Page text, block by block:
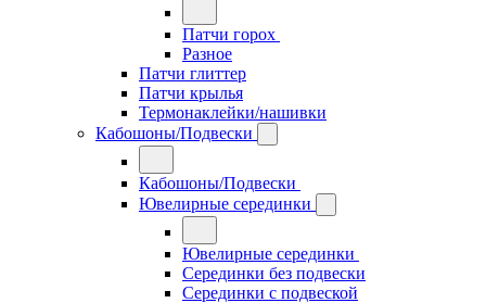
Патчи горох
Разное
Патчи глиттер
Патчи крылья
Термонаклейки/нашивки
Кабошоны/Подвески
Кабошоны/Подвески
Ювелирные серединки
Ювелирные серединки
Серединки без подвески
Серединки с подвеской